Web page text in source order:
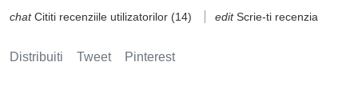
Cititi recenziile utilizatorilor (14) Scrie-ti recenzia
Distribuiti Tweet Pinterest